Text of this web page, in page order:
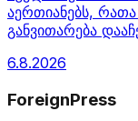
აერთიანებს,
განვითარება
6.8.2026
ForeignPress